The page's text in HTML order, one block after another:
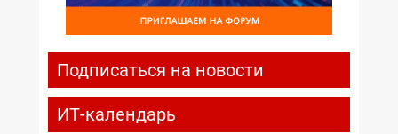
Подписаться на новости
ИТ-календарь